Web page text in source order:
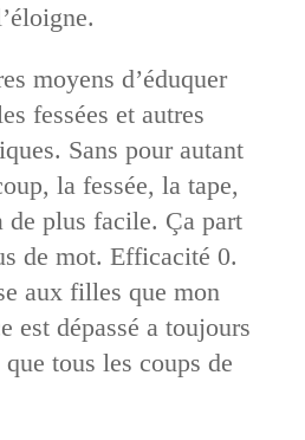
moyens d’éduquer
fessées et autres
Sans pour autant
la fessée, la tape,
de plus facile. Ça part
de mot. Efficacité 0.
aux filles que mon
est dépassé a toujours
tous les coups de